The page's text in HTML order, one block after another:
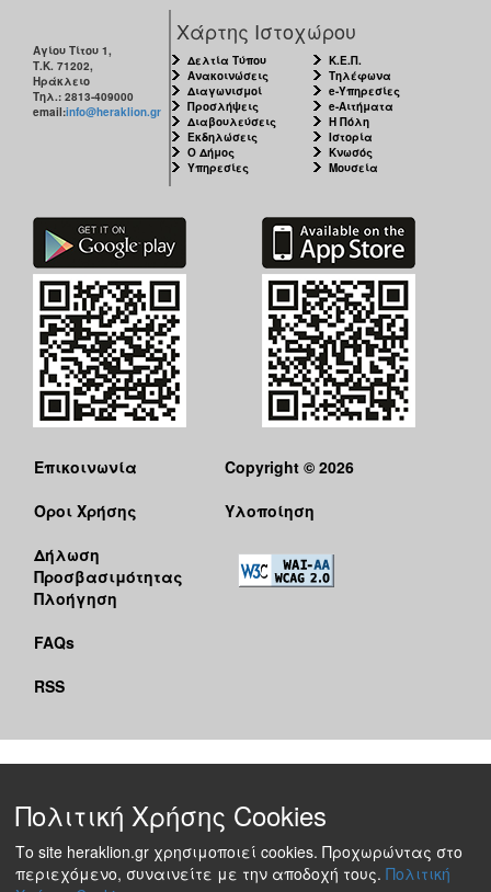
Αγίου Τίτου 1,
Τ.Κ. 71202,
Ηράκλειο
Τηλ.: 2813-409000
email:info@heraklion.gr
Χάρτης Ιστοχώρου
Δελτία Τύπου
Ανακοινώσεις
Διαγωνισμοί
Προσλήψεις
Διαβουλεύσεις
Εκδηλώσεις
Ο Δήμος
Υπηρεσίες
Κ.Ε.Π.
Τηλέφωνα
e-Υπηρεσίες
e-Αιτήματα
Η Πόλη
Ιστορία
Κνωσός
Μουσεία
Επικοινωνία
Όροι Χρήσης
Δήλωση
Προσβασιμότητας
Πλοήγηση
FAQs
RSS
Copyright © 2026
Υλοποίηση
Πολιτική Χρήσης Cookies
Το site heraklion.gr χρησιμοποιεί cookies. Προχωρώντας στο
περιεχόμενο, συναινείτε με την αποδοχή τους. Πολιτική